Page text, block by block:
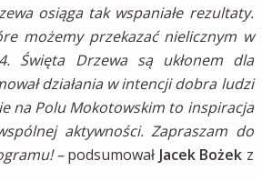
osiąga tak wspaniałe rezultaty.
możemy przekazać nielicznym w
Święta Drzewa są ukłonem dla
działania w intencji dobra ludzi
na Polu Mokotowskim to inspiracja
aktywności. Zapraszam do
–podsumował Jacek Bożek z